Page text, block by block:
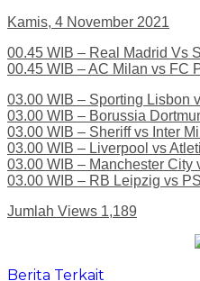
Kamis, 4 November 2021
00.45 WIB – Real Madrid Vs
00.45 WIB – AC Milan vs FC
03.00 WIB – Sporting Lisbon
03.00 WIB – Borussia
03.00 WIB – Sheriff vs Inter
03.00 WIB – Liverpool vs
03.00 WIB – Manchester City
03.00 WIB – RB Leipzig vs
Jumlah Views 1,189
Berita Terkait